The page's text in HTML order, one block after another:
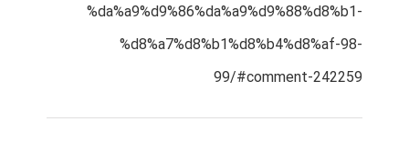
%da%a9%d9%86%da%a9%d9%88%d8%b1-
%d8%a7%d8%b1%d8%b4%d8%af-98-
99/#comment-242259